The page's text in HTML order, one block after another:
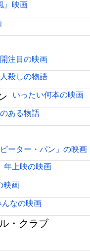
』映画
注目の映画
殺しの物語
いったい何本の映画
ある物語
ーター・パン」の映画
年上映の映画
映画
んなの映画
・クラブ